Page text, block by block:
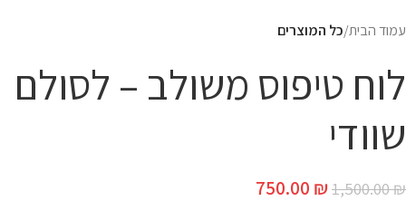
עמוד הבית כל המוצרים
לוח טיפוס משולב – לסולם
שוודי
1,500.00₪
750.00 ₪